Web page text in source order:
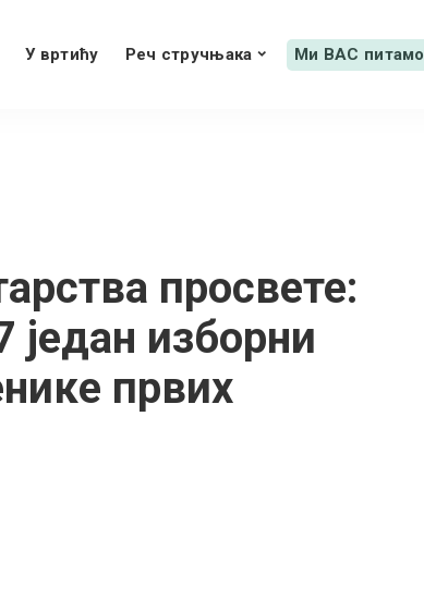
У вртићу Реч стручњака Ми ВАС питамо
просвете:
изборни
првих